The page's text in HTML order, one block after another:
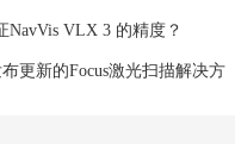
NavVis VLX 3 的精度？
更新的Focus激光扫描解决方